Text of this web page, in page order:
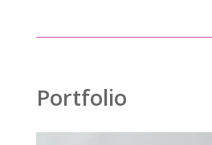
Portfolio